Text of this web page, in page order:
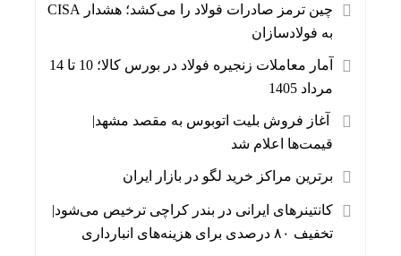
چین ترمز صادرات فولاد را می‌کشد؛ هشدار CISA
به فولادسازان
آمار معاملات زنجیره فولاد در بورس کالا؛ 10 تا 14
مرداد 1405
آغاز فروش بلیت اتوبوس به مقصد مشهد|
قیمت‌ها اعلام شد
برترین مراکز خرید لگو در بازار ایران
کانتینرهای ایرانی در بندر کراچی ترخیص می‌شود|
تخفیف ۸۰ درصدی برای هزینه‌های انبارداری